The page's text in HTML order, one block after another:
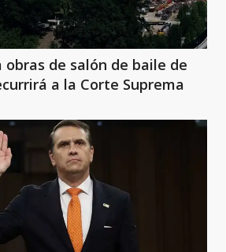
obras de salón de baile de
a la Corte Suprema